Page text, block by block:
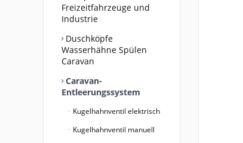
Freizeitfahrzeuge und
Industrie
Duschköpfe
Wasserhähne Spülen
Caravan
Caravan-
Entleerungssystem
Kugelhahnventil elektrisch
Kugelhahnventil manuell